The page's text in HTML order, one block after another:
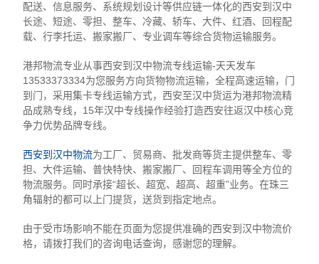
配送、信息服务、系统规划设计等供应链一体化的西安到汉中
长途、短途、零担、整车、冷藏、轿车、大件、红酒、回程配
载、行李托运、搬家搬厂、专业调车等综合货物运输服务。
港邦物流专业从事西安到汉中物流专线运输-天天发车
13533373334为您服务方向货物物流运输，全程高速运输，门
到门，采用集卡专线运输方式，西安至汉中货运为港邦物流精
品成熟专线，15年汉中专线操作经验打造西安往返汉中核心竞
争力优势品牌专线。
西安到汉中物流为工厂、贸易商、批发商等货主提供整车、零
担、大件运输、普快特快、搬家搬厂、回程车调用等全方位的
物流服务。同时承接“超长、超宽、超高、超重”业务。在珠三
角辐射的都可以上门提货，送货到指定地点。
由于受市场影响不能在页面为您提供准确的西安到汉中物流价
格，请拨打我们的咨询电话查询，感谢您的理解。